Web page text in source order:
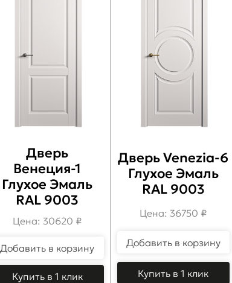
Дверь
Венеция-1
Глухое Эмаль
RAL 9003
Цена: 30620 ₽
Добавить в корзину
Купить в 1 клик
Дверь Venezia-6
Глухое Эмаль
RAL 9003
Цена: 36750 ₽
Добавить в корзину
Купить в 1 клик